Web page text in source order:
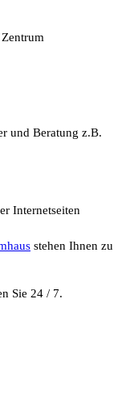
und Beratung z.B.
Internetseiten
stehen Ihnen zu
Sie 24 / 7.